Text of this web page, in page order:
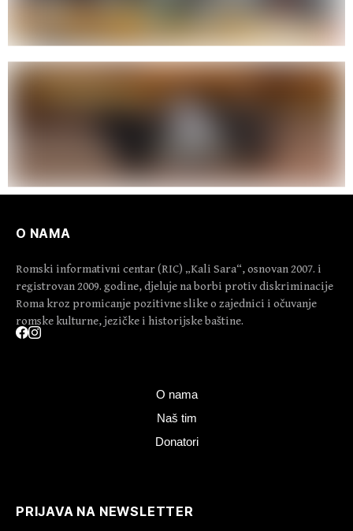
O NAMA
Romski informativni centar (RIC) „Kali Sara“, osnovan 2007. i
registrovan 2009. godine, djeluje na borbi protiv diskriminacije
Roma kroz promicanje pozitivne slike o zajednici i očuvanje
romske kulturne, jezičke i historijske baštine.
O nama
Naš tim
Donatori
PRIJAVA NA NEWSLETTER